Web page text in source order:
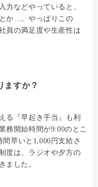
力などやっていると、
か…。やっぱりこの
員の満足度や生産性は
ますか？
る『早起き手当』も利
務開始時間が9:00のとこ
早いと1,000円支給さ
度は、ラジオや夕方の
ました。